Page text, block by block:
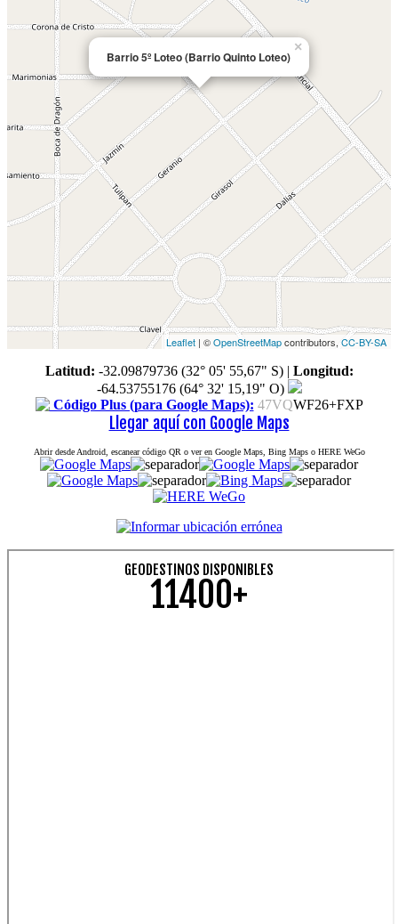
Barrio 5º Loteo (Barrio Quinto Loteo)
×
Leaflet | ©OpenStreetMapcontributors, CC-BY-SA
Latitud: -32.09879736 (32° 05' 55,67" S)| Longitud:
-64.53755176 (64° 32' 15,19" O)
Código Plus (para Google Maps): 47VQWF26+FXP
Llegar aquí con Google Maps
Abrir desde Android, escanear código QR o ver en Google Maps, Bing Maps o HERE WeGo
GEODESTINOS DISPONIBLES
11400+